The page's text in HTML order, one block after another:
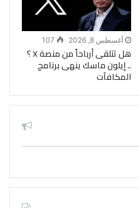
أغسطس 8, 2026 107
هل تتلقى أرباحاً من منصة X ؟
.. إيلون ماسك ينهى برنامج
المكافآت